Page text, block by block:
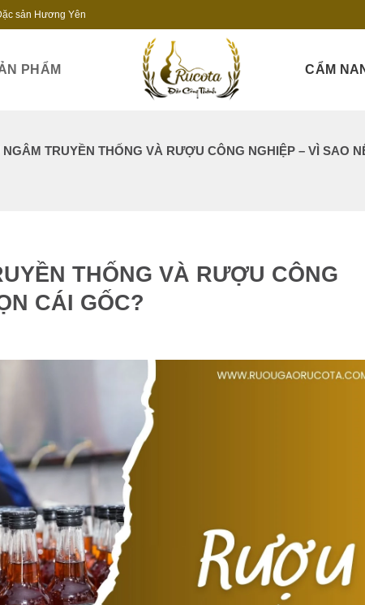
sản Hương Yên
PHẨM CẨM
TRUYỀN THỐNG VÀ RƯỢU CÔNG NGHIỆP – VÌ SAO
THỐNG VÀ RƯỢU CÔNG
CÁI GỐC?